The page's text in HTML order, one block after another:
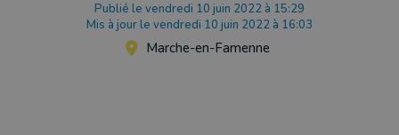
Publié le vendredi 10 juin 2022 à 15:29
Mis à jour le vendredi 10 juin 2022 à 16:03
Marche-en-Famenne